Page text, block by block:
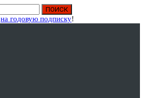
на годовую подписку!